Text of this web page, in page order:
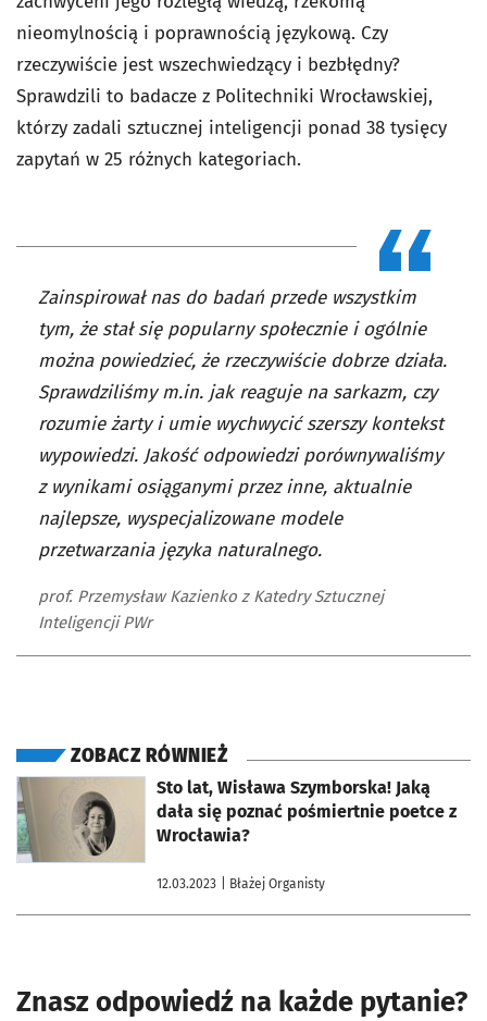
nieomylnością i poprawnością językową. Czy
rzeczywiście jest wszechwiedzący i bezbłędny?
Sprawdzili to badacze z Politechniki Wrocławskiej,
którzy zadali sztucznej inteligencji ponad 38 tysięcy
zapytań w 25 różnych kategoriach.
Zainspirował nas do badań przede wszystkim
tym, że stał się popularny społecznie i ogólnie
można powiedzieć, że rzeczywiście dobrze działa.
Sprawdziliśmy m.in. jak reaguje na sarkazm, czy
rozumie żarty i umie wychwycić szerszy kontekst
wypowiedzi. Jakość odpowiedzi porównywaliśmy
z wynikami osiąganymi przez inne, aktualnie
najlepsze, wyspecjalizowane modele
przetwarzania języka naturalnego.
prof. Przemysław Kazienko z Katedry Sztucznej
Inteligencji PWr
ZOBACZ RÓWNIEŻ
Sto lat, Wisława Szymborska! Jaką
dała się poznać pośmiertnie poetce z
Wrocławia?
12.03.2023 | Błażej Organisty
otworzy się w nowej karcie
Znasz odpowiedź na każde pytanie?